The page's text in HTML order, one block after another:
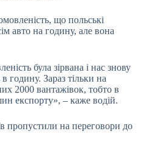
що польські
авто на годину, але вона
була зірвана і нас знову
годину. Зараз тільки на
2000 вантажівок, тобто в
експорту», – каже водій.
пропустили на переговори до